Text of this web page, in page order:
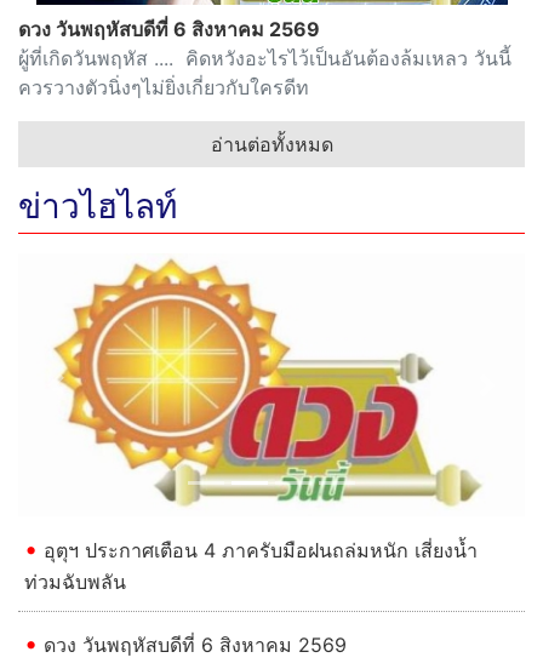
ดวง วันพฤหัสบดีที่ 6 สิงหาคม 2569
ผู้ที่เกิดวันพฤหัส .... คิดหวังอะไรไว้เป็นอันต้องล้มเหลว วันนี้
ควรวางตัวนิ่งๆไม่ยิ่งเกี่ยวกับใครดีท
อ่านต่อทั้งหมด
ข่าวไฮไลท์
Previous
อุตุฯ ประกาศเตือน 4 ภาครับมือฝนถล่มหนัก เสี่ยงน้ำ
ท่วมฉับพลัน
ดวง วันพฤหัสบดีที่ 6 สิงหาคม 2569